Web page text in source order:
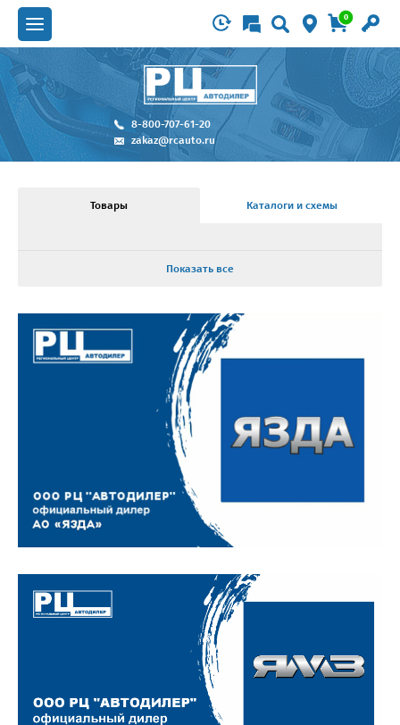
0
8-800-707-61-20
zakaz@rcauto.ru
Товары Каталоги и схемы
Показать все